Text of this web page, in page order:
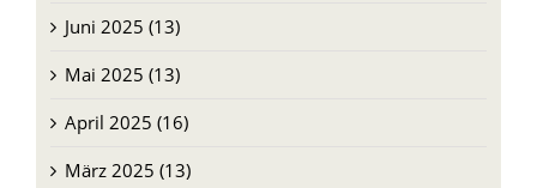
Juni 2025 (13)
Mai 2025 (13)
April 2025 (16)
März 2025 (13)